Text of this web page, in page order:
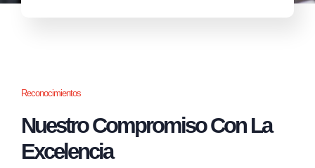
Reconocimientos
Nuestro Compromiso Con La
Excelencia